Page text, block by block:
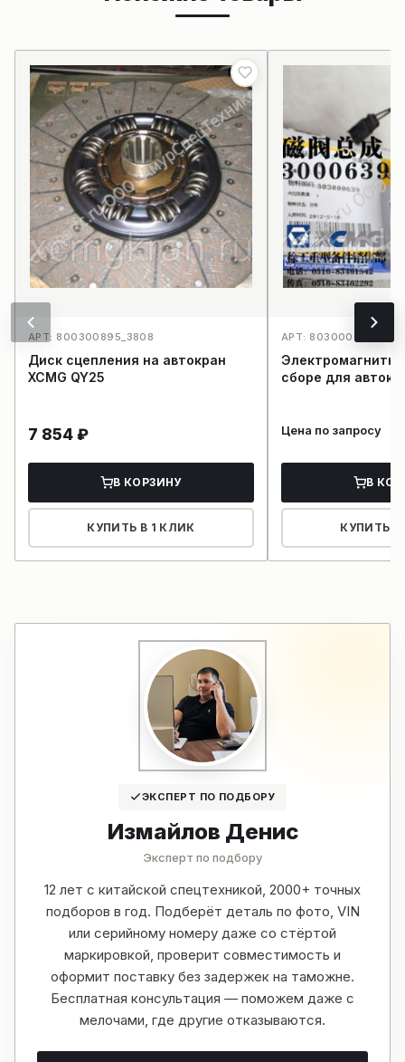
АРТ: 800300895_3808
Диск сцепления на автокран
XCMG QY25
7 854 ₽
В КОРЗИНУ
КУПИТЬ В 1 КЛИК
АРТ:
сборе для
Цена по запросу
В
КУПИТЬ В
ЭКСПЕРТ ПО ПОДБОРУ
Измайлов Денис
Эксперт по подбору
12 лет с китайской спецтехникой, 2000+ точных
подборов в год. Подберёт деталь по фото, VIN
или серийному номеру даже со стёртой
маркировкой, проверит совместимость и
оформит поставку без задержек на таможне.
Бесплатная консультация — поможем даже с
мелочами, где другие отказываются.